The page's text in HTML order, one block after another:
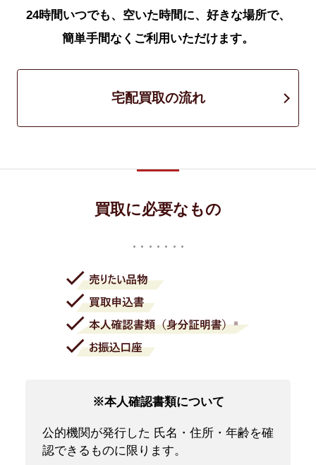
24時間いつでも、空いた時間に、好きな場所で、
簡単手間なくご利用いただけます。
宅配買取の流れ
買取に必要なもの
※本人確認書類について
公的機関が発行した 氏名・住所・年齢を確
認できるものに限ります。